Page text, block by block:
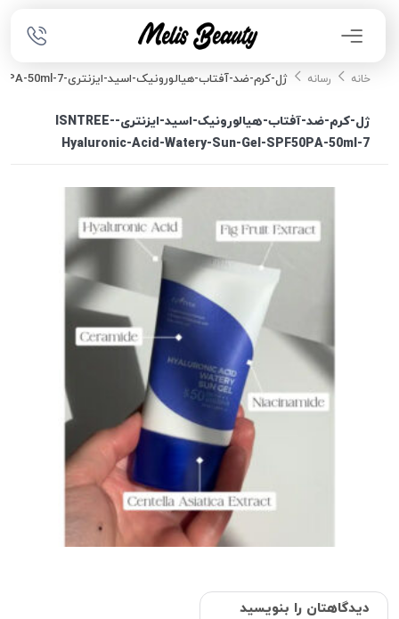
خانه رسانه ژل-کرم-ضد-آفتاب-هیالورونیک-اسید-ایزنتری-ISNTREE-Hyaluronic-Acid-Watery-Sun-Gel-SPF50PA-50ml-7
ژل-کرم-ضد-آفتاب-هیالورونیک-اسید-ایزنتری-ISNTREE-
Hyaluronic-Acid-Watery-Sun-Gel-SPF50PA-50ml-7
دیدگاهتان را بنویسید